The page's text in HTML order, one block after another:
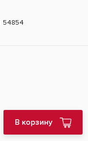
54854
В корзину